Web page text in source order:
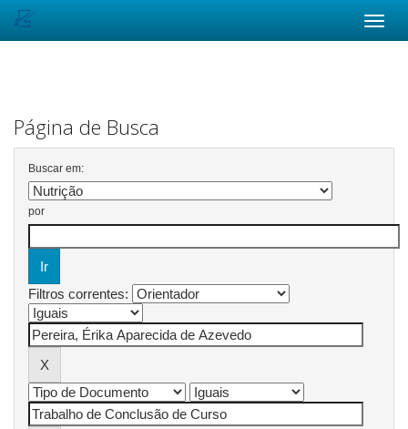
Página de Busca
Buscar em:
por
Filtros correntes: